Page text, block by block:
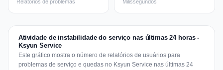
Relatórios de problemas Milissegundos
Atividade de instabilidade do serviço nas últimas 24 horas -
Ksyun Service
Este gráfico mostra o número de relatórios de usuários para
problemas de serviço e quedas no Ksyun Service nas últimas 24